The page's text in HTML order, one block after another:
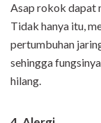
Asap rokok dapat
Tidak hanya itu,
pertumbuhan
sehingga
hilang.